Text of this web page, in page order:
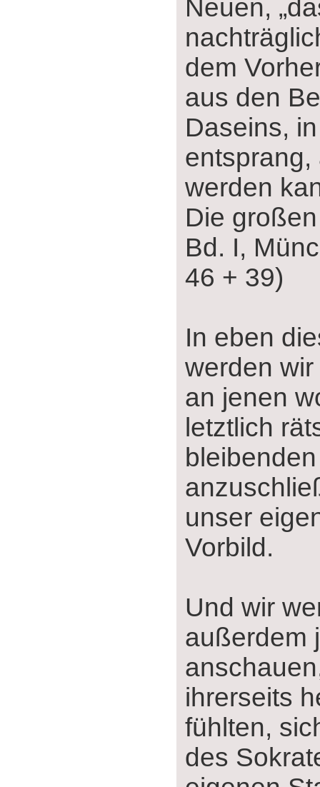
Neuen,
dem
aus den
Daseins,
entsprang,
werden
Die
Bd. I,
46 + 39)
In eben
werden
an jenen
letztlich
unser
Vorbild.
Und wir
außerdem
ihrerseits
fühlten,
des